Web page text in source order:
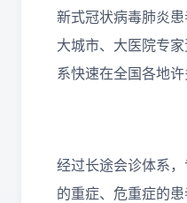
新式冠状病毒肺炎
大城市、大医院专
系快速在全国各地许
经过长途会诊体系
的重症、危重症的